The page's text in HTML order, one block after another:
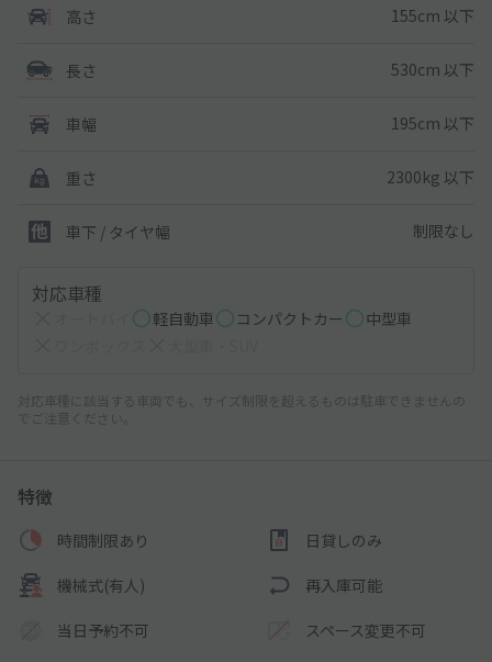
高さ 155cm 以下
長さ 530cm 以下
車幅 195cm 以下
重さ 2300kg 以下
車下 / タイヤ幅 制限なし
対応車種
軽自動車 コンパクトカー
中型車
対応車種に該当する車両でも、サイズ制限を超えるものは駐車できませんの
でご注意ください。
特徴
時間制限あり 日貸しのみ
機械式(有人) 再入庫可能
当日予約不可 スペース変更不可